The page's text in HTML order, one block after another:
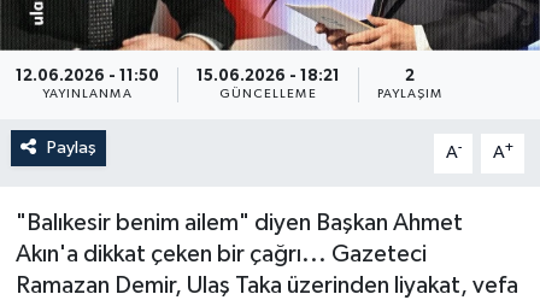
12.06.2026 - 11:50
YAYINLANMA
15.06.2026 - 18:21
GÜNCELLEME
2
PAYLAŞIM
Paylaş A- A+
"Balıkesir benim ailem" diyen Başkan Ahmet
Akın'a dikkat çeken bir çağrı... Gazeteci
Ramazan Demir, Ulaş Taka üzerinden liyakat, vefa